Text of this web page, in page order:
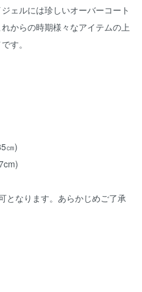
ェルには珍しいオーバーコート
からの時期様々なアイテムの上
す。
㎝)
となります。あらかじめご了承